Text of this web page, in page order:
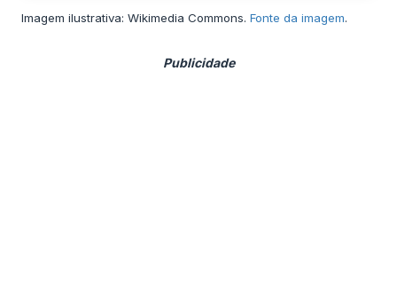
Imagem ilustrativa: Wikimedia Commons.Fonte da imagem.